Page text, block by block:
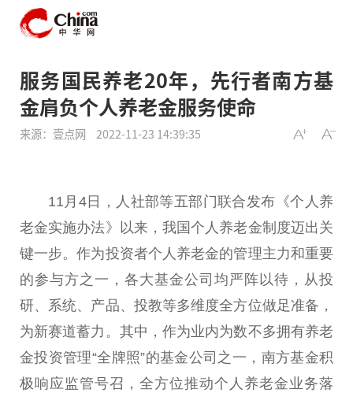
服务国民养老20年，先行者南方基
金肩负个人养老金服务使命
来源：壹点网 2022-11-23 14:39:35
11月4日，人社部等五部门联合发布《个人养
老金实施办法》以来，我国个人养老金制度迈出关
键一步。作为投资者个人养老金的管理主力和重要
的参与方之一，各大基金公司均严阵以待，从投
研、系统、产品、投教等多维度全方位做足准备，
为新赛道蓄力。其中，作为业内为数不多拥有养老
金投资管理“全牌照”的基金公司之一，南方基金积
极响应监管号召，全方位推动个人养老金业务落